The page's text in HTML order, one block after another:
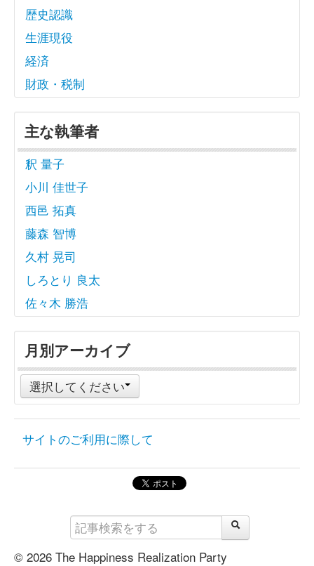
歴史認識
生涯現役
経済
財政・税制
主な執筆者
釈 量子
小川 佳世子
西邑 拓真
藤森 智博
久村 晃司
しろとり 良太
佐々木 勝浩
月別アーカイブ
選択してください
サイトのご利用に際して
© 2026 The Happiness Realization Party